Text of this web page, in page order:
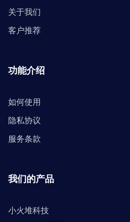
关于我们
客户推荐
功能介绍
如何使用
隐私协议
服务条款
我们的产品
小火堆科技